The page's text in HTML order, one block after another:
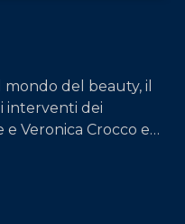
del beauty, il
interventi dei
Veronica Crocco e
supportata dal